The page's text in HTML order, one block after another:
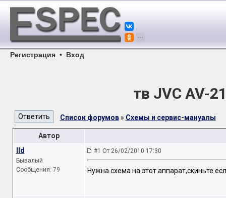
Регистрация • Вход
тв JVC AV-
Список форумов» Схемы и сервис-мануалы
Автор
Ild
Бывалый
Сообщения: 79
#1 От 26/02/2010 17:30
Нужна схема на этот аппарат,скиньте